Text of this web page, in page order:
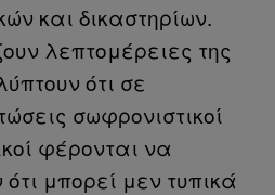
και δικαστηρίων.
λεπτομέρειες της
ότι σε
σωφρονιστικοί
φέρονται να
μπορεί μεν τυπικά